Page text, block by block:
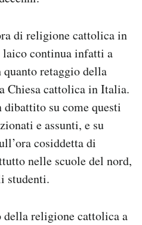
di religione cattolica in
laico continua infatti a
retaggio della
Chiesa cattolica in Italia.
su come questi
e assunti, e su
cosiddetta di
nelle scuole del nord,
studenti.
religione cattolica a